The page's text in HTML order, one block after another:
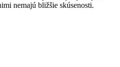
nemajú bližšie skúsenosti.